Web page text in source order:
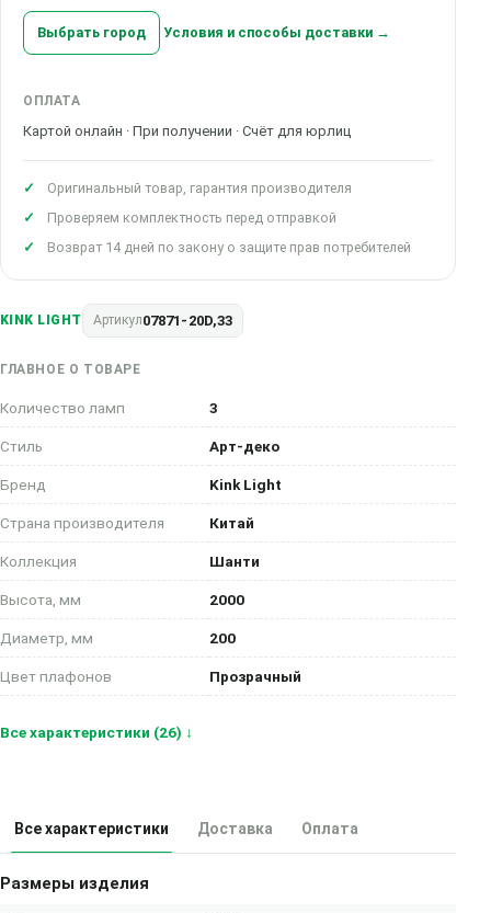
KINK LIGHT Артикул07871-20D,33
ГЛАВНОЕ О ТОВАРЕ
Количество ламп 3
Стиль Арт-деко
Бренд Kink Light
Страна производителя Китай
Коллекция Шанти
Высота, мм 2000
Диаметр, мм 200
Цвет плафонов Прозрачный
Все характеристики (26) ↓
Выбрать город Условия и способы доставки →
ОПЛАТА
Картой онлайн · При получении · Счёт для юрлиц
Оригинальный товар, гарантия производителя
Проверяем комплектность перед отправкой
Возврат 14 дней по закону о защите прав потребителей
Все характеристики Доставка Оплата
Размеры изделия